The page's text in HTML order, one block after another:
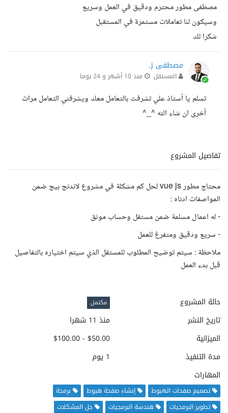
مصطفى مطور محترم ودقيق في العمل وسريع
وسيكون لنا تعاملات مستمرة في المستقبل
شكرا لك
مصطفى ز.
المستقل منذ 10 أشهر و 24 يوما
تسلم يا أستاذ علي تشرفت بالتعامل معك ويشرفني التعامل مرات
أخرى ان شاء الله ^_^
تفاصيل المشروع
محتاج مطور vue js لحل كم مشكلة في مشروع لاندنج بيج ضمن
المواصفات ادناه :
- له اعمال مسلمة ضمن مستقل وحساب موثق
- سريع ودقيق ومتفرغ للعمل
ملاحظة : سيتم توضيح المطلوب للمستقل الذي سيتم اختياره بالتفاصيل
قبل بدء العمل
حالة المشروع مكتمل
تاريخ النشر
منذ 11 شهرا
الميزانية
$50.00 - $100.00
مدة التنفيذ
1 يوم
المهارات
تصميم صفحات الهبوط إنشاء صفحة هبوط
برمجة
تطوير البرمجيات
هندسة البرمجيات
حل المشكلات